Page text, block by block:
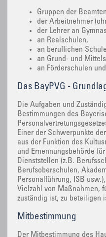
Gruppen der
der Arbeitnehmer
der Lehrer an
an Realschulen,
an beruflichen
an Grund- und
an Förderschulen
Das BayPVG -
Die Aufgaben und
Bestimmungen des
Einer der Schwerpunkte
aus der Funktion des
und Ernennungsbehörde
Dienststellen (z.B.
Berufsoberschulen,
Personalführung, ISB
Vielzahl von Maßnahmen,
zuständig ist, zu beteiligen
Mitbestimmung
Der Mitbestimmung des